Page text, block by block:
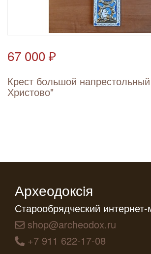
67 000 ₽
Крест большой
Христово"
Археодоксiя
Старообрядческий интернет-
shop@archeodox.ru
+7 911 622-17-08